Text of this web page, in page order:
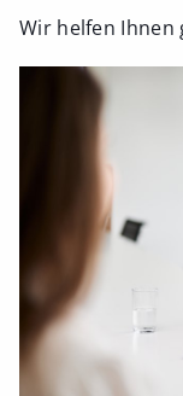
Wir helfen Ihnen